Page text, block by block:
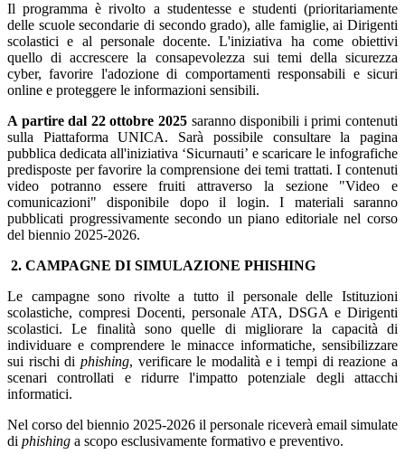
Il programma è rivolto a studentesse e studenti (prioritariamente
delle scuole secondarie di secondo grado), alle famiglie, ai Dirigenti
scolastici e al personale docente. L'iniziativa ha come obiettivi
quello di accrescere la consapevolezza sui temi della sicurezza
cyber, favorire l'adozione di comportamenti responsabili e sicuri
online e proteggere le informazioni sensibili.
A partire dal 22 ottobre 2025 saranno disponibili i primi contenuti
sulla Piattaforma UNICA. Sarà possibile consultare la pagina
pubblica dedicata all'iniziativa ‘Sicurnauti’ e scaricare le infografiche
predisposte per favorire la comprensione dei temi trattati. I contenuti
video potranno essere fruiti attraverso la sezione "Video e
comunicazioni" disponibile dopo il login. I materiali saranno
pubblicati progressivamente secondo un piano editoriale nel corso
del biennio 2025-2026.
2. CAMPAGNE DI SIMULAZIONE PHISHING
Le campagne sono rivolte a tutto il personale delle Istituzioni
scolastiche, compresi Docenti, personale ATA, DSGA e Dirigenti
scolastici. Le finalità sono quelle di migliorare la capacità di
individuare e comprendere le minacce informatiche, sensibilizzare
sui rischi di phishing, verificare le modalità e i tempi di reazione a
scenari controllati e ridurre l'impatto potenziale degli attacchi
informatici.
Nel corso del biennio 2025-2026 il personale riceverà email simulate
di phishing a scopo esclusivamente formativo e preventivo.